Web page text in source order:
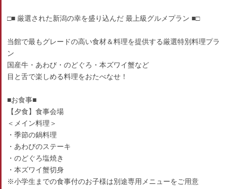
□■ 厳選された新潟の幸を盛り込んだ 最上級グルメプラン ■□
当館で最もグレードの高い食材＆料理を提供する厳選特別料理プラ
ン
国産牛・あわび・のどぐろ・本ズワイ蟹など
目と舌で楽しめる料理をおたべなせ！
■お食事■
【夕食】食事会場
＜メイン料理＞
・季節の鍋料理
・あわびのステーキ
・のどぐろ塩焼き
・本ズワイ蟹切身
※小学生までの食事付のお子様は別途専用メニューをご用意